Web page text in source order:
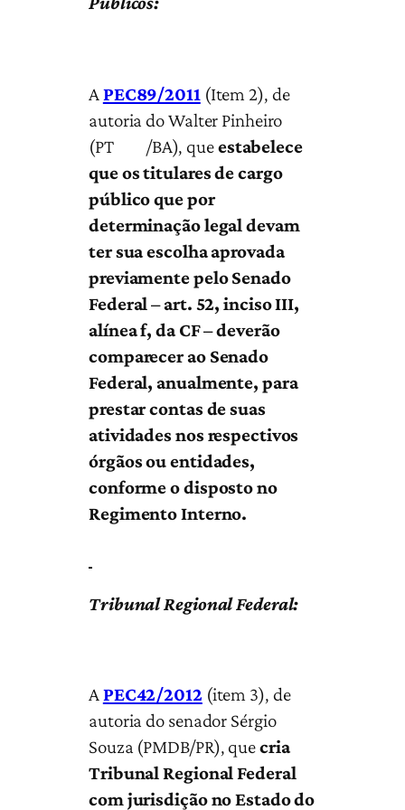
A PEC89/2011 (Item 2), de
autoria do Walter Pinheiro
(PT /BA), queestabelece
que os titulares de cargo
público que por
determinação legal devam
ter sua escolha aprovada
previamente pelo Senado
Federal – art. 52, inciso III,
alínea f, da CF – deverão
comparecer ao Senado
Federal, anualmente, para
prestar contas de suas
atividades nos respectivos
órgãos ou entidades,
conforme o disposto no
Regimento Interno.
Tribunal Regional Federal:
APEC42/2012(item 3), de
autoria do senador Sérgio
Souza (PMDB/PR), quecria
Tribunal Regional Federal
com jurisdição no Estado do